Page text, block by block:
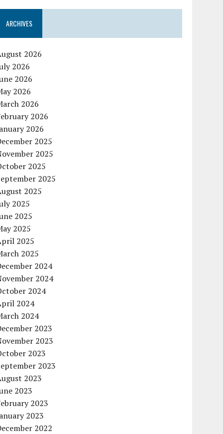
ARCHIVES
2026
2026
2026
2026
2026
2026
2026
2025
2025
2025
2025
2025
2025
2025
2025
2025
2025
2024
2024
2024
2024
2024
2023
2023
2023
2023
2023
2023
2023
2023
2022